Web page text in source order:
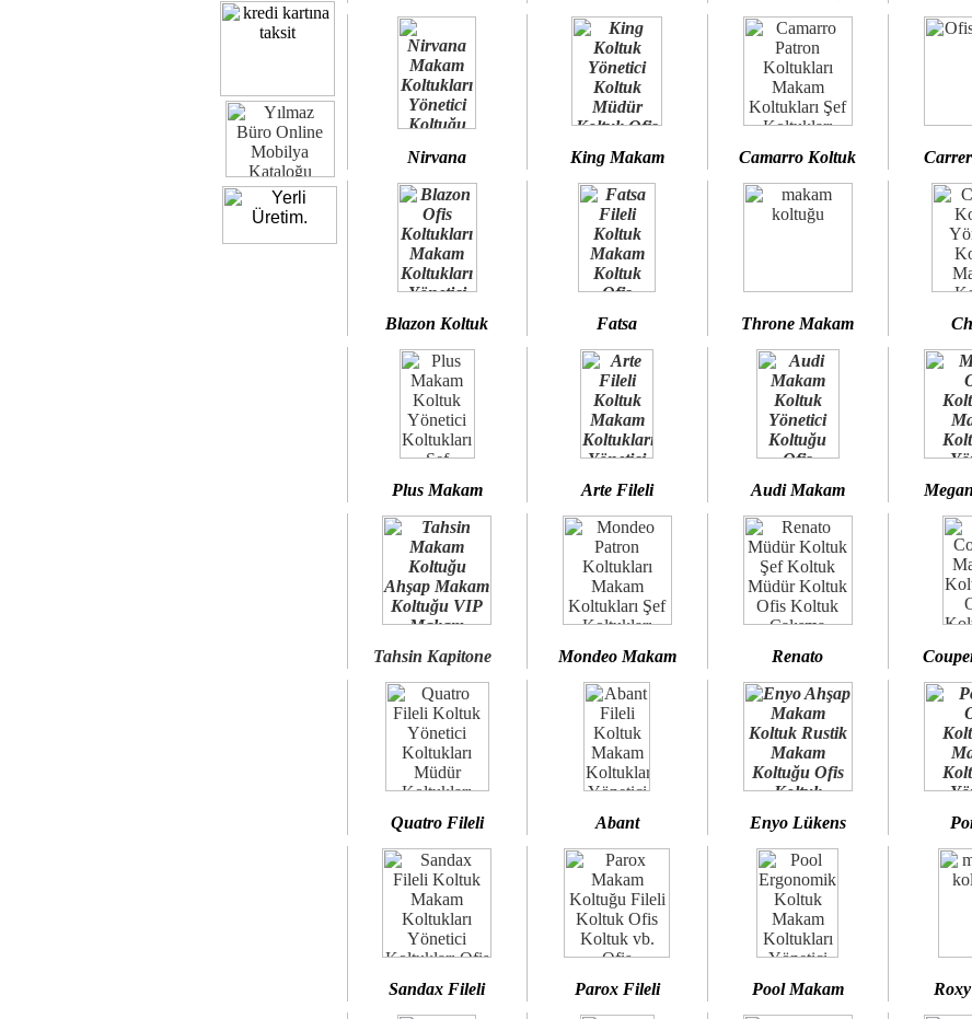
Nirvana King Makam Camarro Koltuk
Blazon Koltuk Fatsa Throne Makam
Plus Makam Arte Fileli Audi Makam
Tahsin Kapitone Mondeo Makam Renato
Quatro Fileli Abant Enyo Lükens
Sandax Fileli Parox Fileli Pool Makam